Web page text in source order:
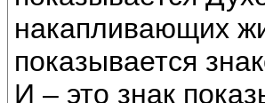
накапливающих
показывается
И – это знак